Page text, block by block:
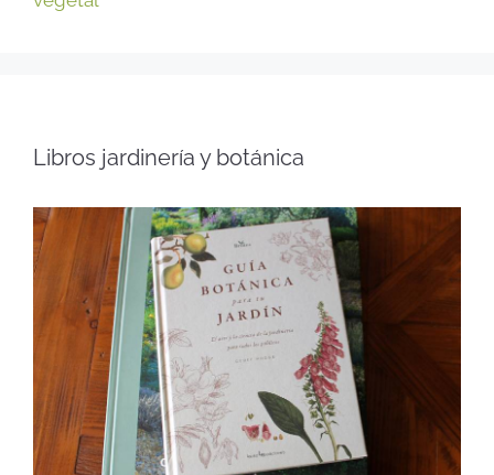
Libros jardinería y botánica